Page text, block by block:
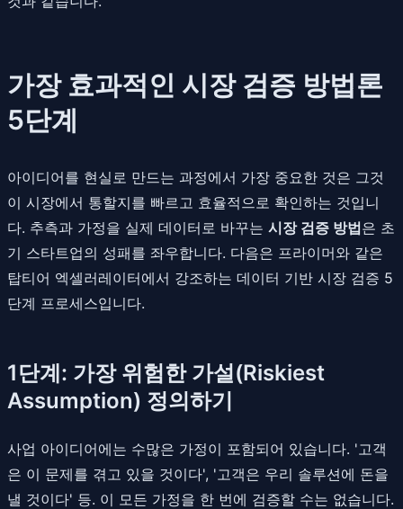
가장 효과적인 시장 검증 방법론
5단계
아이디어를 현실로 만드는 과정에서 가장 중요한 것은 그것
이 시장에서 통할지를 빠르고 효율적으로 확인하는 것입니
다. 추측과 가정을 실제 데이터로 바꾸는 시장 검증 방법은 초
기 스타트업의 성패를 좌우합니다. 다음은 프라이머와 같은
탑티어 엑셀러레이터에서 강조하는 데이터 기반 시장 검증 5
단계 프로세스입니다.
1단계: 가장 위험한 가설(Riskiest
Assumption) 정의하기
사업 아이디어에는 수많은 가정이 포함되어 있습니다. '고객
은 이 문제를 겪고 있을 것이다', '고객은 우리 솔루션에 돈을
낼 것이다' 등. 이 모든 가정을 한 번에 검증할 수는 없습니다.